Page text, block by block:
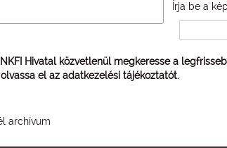
Írja be a
Hivatal közvetlenül megkeresse a
el az adatkezelési tájékoztatót.
archívum